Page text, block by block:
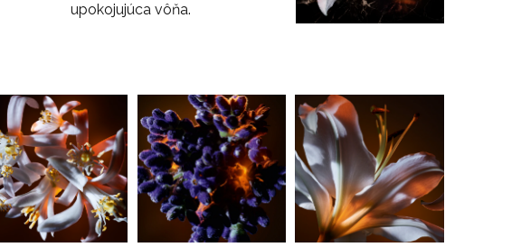
upokojujúca vôňa.